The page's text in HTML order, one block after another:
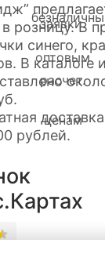
розницу. В
синего,
В каталоге
рублей.